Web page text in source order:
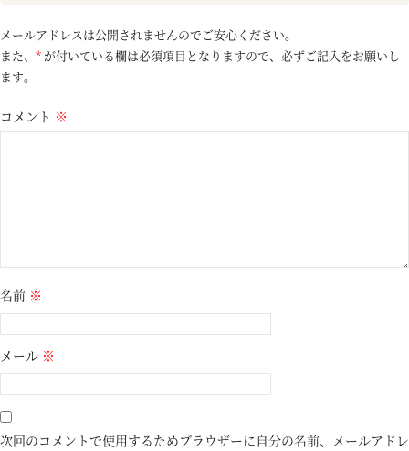
メールアドレスは公開されませんのでご安心ください。
また、 * が付いている欄は必須項目となりますので、必ずご記入をお願いし
ます。
コメント ※
名前 ※
メール ※
次回のコメントで使用するためブラウザーに自分の名前、メールアドレ